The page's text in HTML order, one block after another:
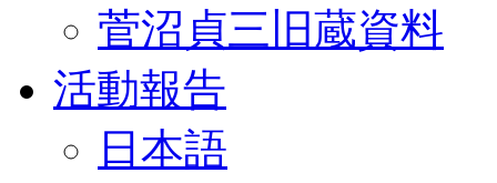
菅沼貞三旧蔵資料
活動報告
日本語